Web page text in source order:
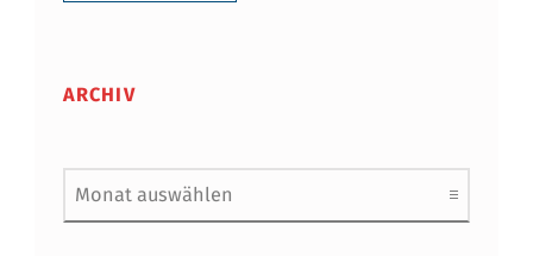
ARCHIV
Archiv